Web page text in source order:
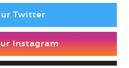
Twitter
Instagram